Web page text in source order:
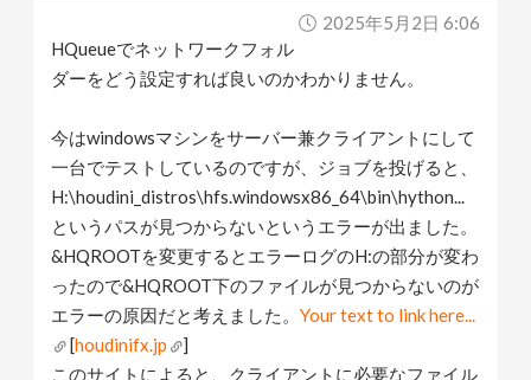
2025年5月2日 6:06
HQueueでネットワークフォル
ダーをどう設定すれば良いのかわかりません。
今はwindowsマシンをサーバー兼クライアントにして
一台でテストしているのですが、ジョブを投げると、
H:\houdini_distros\hfs.windowsx86_64\bin\hython...
というパスが見つからないというエラーが出ました。
&HQROOTを変更するとエラーログのH:の部分が変わ
ったので&HQROOT下のファイルが見つからないのが
エラーの原因だと考えました。Your text to link here...
[houdinifx.jp
]
このサイトによると、クライアントに必要なファイル